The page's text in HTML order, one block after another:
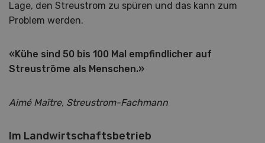
Lage, den Streustrom zu spüren und das kann zum
Problem werden.
«Kühe sind 50 bis 100 Mal empfindlicher auf
Streuströme als Menschen.»
Aimé Maître, Streustrom-Fachmann
Im Landwirtschaftsbetrieb